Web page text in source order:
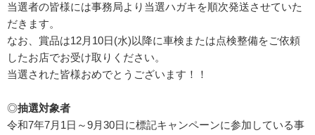
当選者の皆様には事務局より当選ハガキを順次発送させていた
だきます。
なお、賞品は12月10日(水)以降に車検または点検整備をご依頼
したお店でお受け取りください。
当選された皆様おめでとうございます！！
◎抽選対象者
令和7年7月1日～9月30日に標記キャンペーンに参加している事